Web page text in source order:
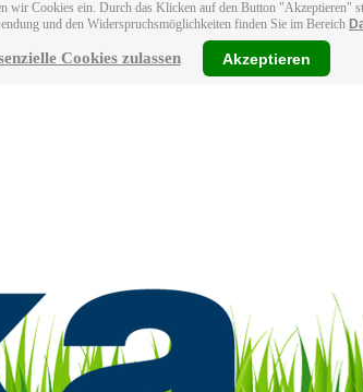
wir Cookies ein. Durch das Klicken auf den Button "Akzeptieren"
und den Widerspruchsmöglichkeiten finden Sie im Bereich
Cookies zulassen Akzeptieren